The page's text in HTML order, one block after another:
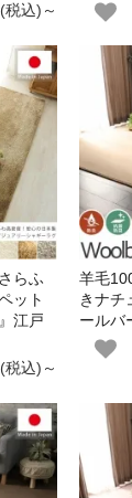
込)～
らふ
ット
江戸
込)～
羊毛
きナチ
ールバ